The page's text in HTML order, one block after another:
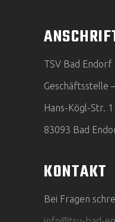
TSV Bad Endorf
Geschäftsstelle
Hans-Kögl-Str. 1
83093 Bad
KONTAKT
Bei Fragen